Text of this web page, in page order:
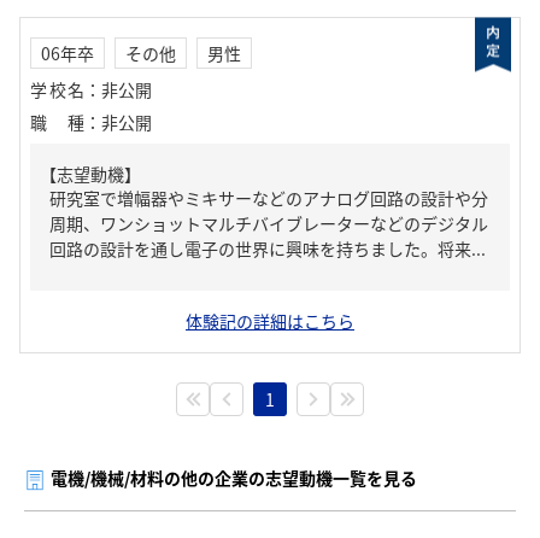
06年卒 その他
男性
学校名 ： 非公開
職種 ： 非公開
【志望動機】
研究室で増幅器やミキサーなどのアナログ回路の設計や分
周期、ワンショットマルチバイブレーターなどのデジタル
回路の設計を通し電子の世界に興味を持ちました。将来...
体験記の詳細はこちら
1
電機/機械/材料の他の企業の志望動機一覧を見る